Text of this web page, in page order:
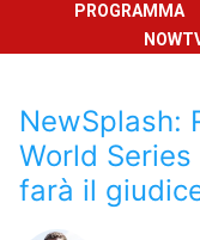
PROGRAMMA
NewSplash:
World
farà il